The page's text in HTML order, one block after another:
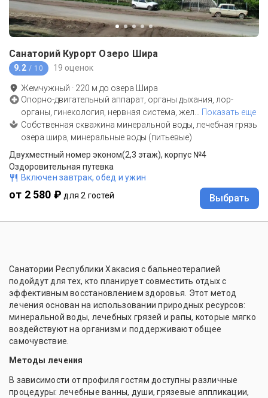
Санаторий Курорт Озеро Шира
9.2 / 10 19 оценок
Жемчужный · 220 м до озера Шира
Опорно-двигательный аппарат, органы дыхания, лор-
органы, гинекология, нервная система, жел
Показать еще
Собственная скважина минеральной воды, лечебная грязь
озера шира, минеральные воды (питьевые)
Двухместный номер эконом(2,3 этаж), корпус №4
Оздоровительная путевка
Включен завтрак, обед и ужин
от 2 580 ₽ для 2 гостей Выбрать
Санатории Республики Хакасия с бальнеотерапией
подойдут для тех, кто планирует совместить отдых с
эффективным восстановлением здоровья. Этот метод
лечения основан на использовании природных ресурсов:
минеральной воды, лечебных грязей и рапы, которые мягко
воздействуют на организм и поддерживают общее
самочувствие.
Методы лечения
В зависимости от профиля гостям доступны различные
процедуры: лечебные ванны, души, грязевые аппликации,